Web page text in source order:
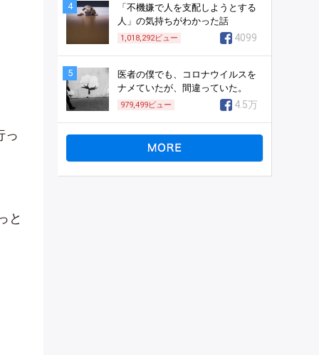
っ
と
4
「不機嫌で人を支配しようとする
人」の気持ちがわかった話
1,018,292ビュー 4099
5
医者の僕でも、コロナウイルスを
ナメていたが、間違っていた。
979,499ビュー 4.5万